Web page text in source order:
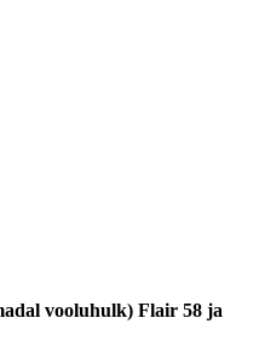
vooluhulk) Flair 58 ja